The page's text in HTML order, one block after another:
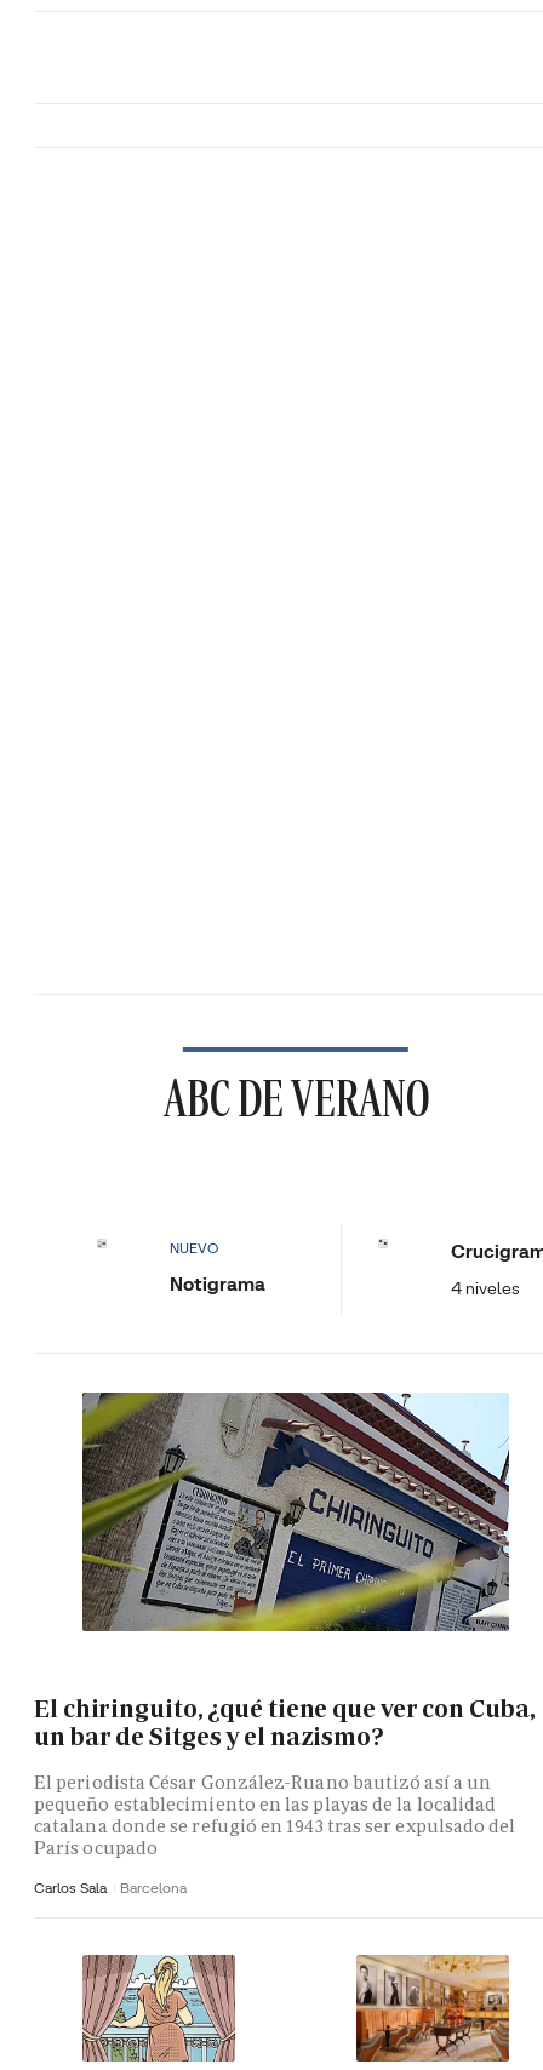
ABC DE VERANO
NUEVO
Notigrama 4 niveles
El chiringuito, ¿qué tiene que ver con Cuba,
un bar de Sitges y el nazismo?
El periodista César González-Ruano bautizó así a un
pequeño establecimiento en las playas de la localidad
catalana donde se refugió en 1943 tras ser expulsado del
París ocupado
Carlos Sala Barcelona